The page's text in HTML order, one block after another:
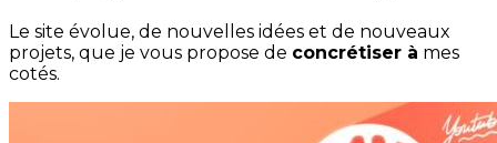
Le site évolue, de nouvelles idées et de nouveaux
projets, que je vous propose de concrétiser à mes
cotés.